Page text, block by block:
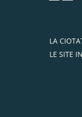
LA
LE SITE